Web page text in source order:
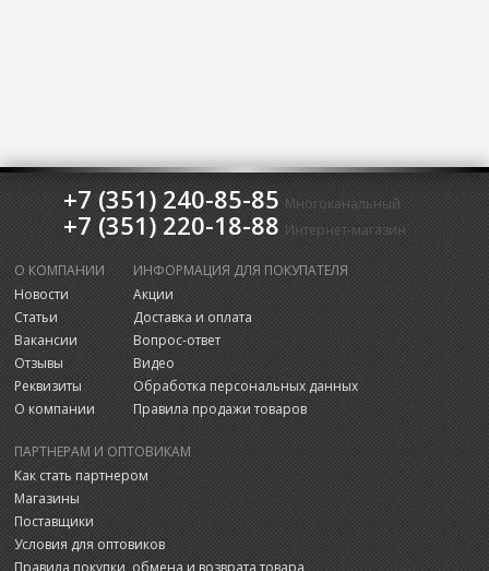
+7 (351) 240-85-85 Многоканальный
+7 (351) 220-18-88 Интернет-магазин
О КОМПАНИИ
Новости
Статьи
Вакансии
Отзывы
Реквизиты
О компании
ИНФОРМАЦИЯ ДЛЯ ПОКУПАТЕЛЯ
Акции
Доставка и оплата
Вопрос-ответ
Видео
Обработка персональных данных
Правила продажи товаров
ПАРТНЕРАМ И ОПТОВИКАМ
Как стать партнером
Магазины
Поставщики
Условия для оптовиков